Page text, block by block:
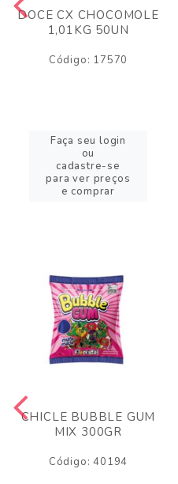
DOCE CX CHOCOMOLE
1,01KG 50UN
Código: 17570
Faça seu login
ou
cadastre-se
para ver preços
e comprar
CHICLE BUBBLE GUM
MIX 300GR
Código: 40194